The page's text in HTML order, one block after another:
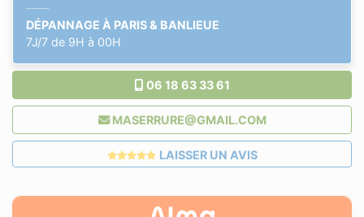
——
DÉPANNAGE À PARIS & BANLIEUE
7J/7 de 9H à 00H
06 18 63 33 61
MASERRURE@GMAIL.COM
LAISSER UN AVIS